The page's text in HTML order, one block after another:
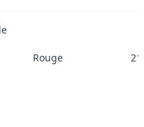
Rouge